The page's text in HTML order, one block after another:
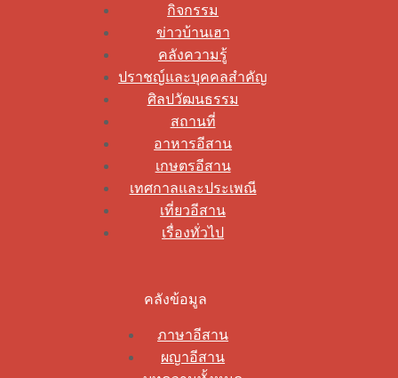
กิจกรรม
ข่าวบ้านเฮา
คลังความรู้
ปราชญ์และบุคคลสำคัญ
ศิลปวัฒนธรรม
สถานที่
อาหารอีสาน
เกษตรอีสาน
เทศกาลและประเพณี
เที่ยวอีสาน
เรื่องทั่วไป
คลังข้อมูล
ภาษาอีสาน
ผญาอีสาน